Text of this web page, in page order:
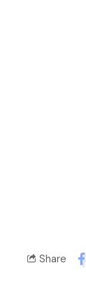
Share